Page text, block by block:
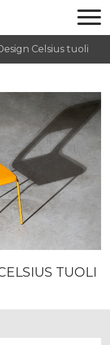
Celsius tuoli
TUOLI